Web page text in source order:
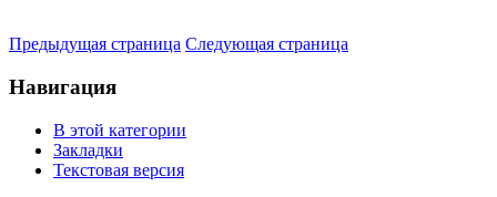
Предыдущая страница Следующая страница
Навигация
В этой категории
Закладки
Текстовая версия